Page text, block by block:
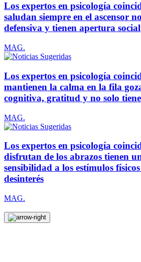
Los expertos en psicología
saludan siempre en el ascensor
defensiva y tienen apertura social
MAG.
Los expertos en psicología
mantienen la calma en la fila
cognitiva, gratitud y no solo
MAG.
Los expertos en psicología
disfrutan de los abrazos tienen
sensibilidad a los estímulos
desinterés
MAG.